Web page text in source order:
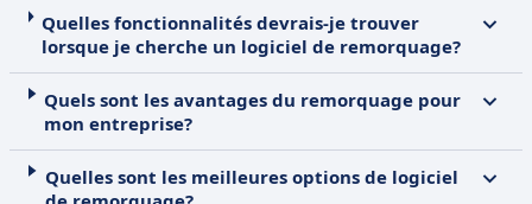
Quelles fonctionnalités devrais-je trouver
lorsque je cherche un logiciel de remorquage?
Quels sont les avantages du remorquage pour
mon entreprise?
Quelles sont les meilleures options de logiciel